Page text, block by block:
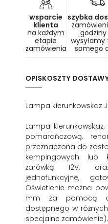
wsparcie
klienta
na każdym
etapie
zamówienia
szybka
godziny
wysyłamy
samego
OPISKOSZTY
Lampa kierunkowskaz
Lampa
pomarańczową,
przeznaczona do
kempingowych lub
żarówką 12V,
jednofunkcyjne,
Oświetlenie można
mm za pomocą
dostępnego w
specjalne zamówienie).